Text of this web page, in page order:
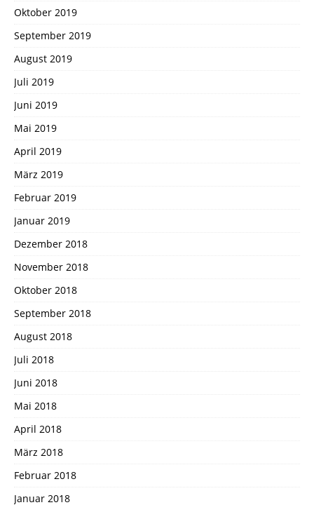
Oktober 2019
September 2019
August 2019
Juli 2019
Juni 2019
Mai 2019
April 2019
März 2019
Februar 2019
Januar 2019
Dezember 2018
November 2018
Oktober 2018
September 2018
August 2018
Juli 2018
Juni 2018
Mai 2018
April 2018
März 2018
Februar 2018
Januar 2018